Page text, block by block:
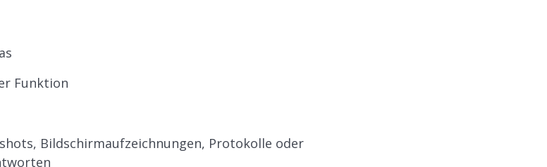
Funktion
Bildschirmaufzeichnungen, Protokolle oder